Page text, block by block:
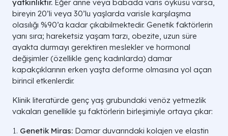
yatkınlıktır. Eğer anne veya babada varis öyküsü varsa,
bireyin 20’li veya 30’lu yaşlarda varisle karşılaşma
olasılığı %90’a kadar çıkabilmektedir. Genetik faktörlerin
yanı sıra; hareketsiz yaşam tarzı, obezite, uzun süre
ayakta durmayı gerektiren meslekler ve hormonal
değişimler (özellikle genç kadınlarda) damar
kapakçıklarının erken yaşta deforme olmasına yol açan
birincil etkenlerdir.
Klinik literatürde genç yaş grubundaki venöz yetmezlik
vakaları genellikle şu faktörlerin birleşimiyle ortaya çıkar:
Genetik Miras: Damar duvarındaki kolajen ve elastin